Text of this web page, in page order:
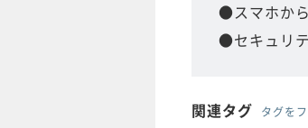
●スマホか
●セキュリ
関連タグ タグを